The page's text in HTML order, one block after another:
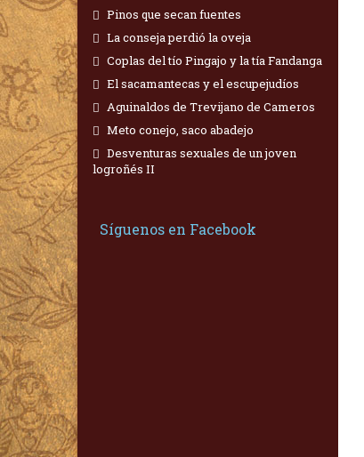
Pinos que secan fuentes
La conseja perdió la oveja
Coplas del tío Pingajo y la tía Fandanga
El sacamantecas y el escupejudíos
Aguinaldos de Trevijano de Cameros
Meto conejo, saco abadejo
Desventuras sexuales de un joven
logroñés II
Síguenos en Facebook